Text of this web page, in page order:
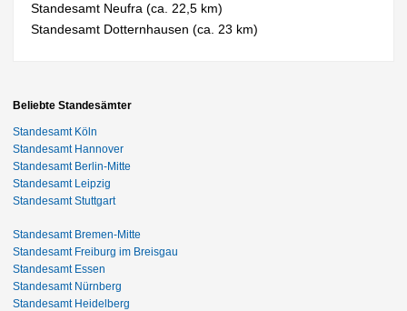
Standesamt Neufra (ca. 22,5 km)
Standesamt Dotternhausen (ca. 23 km)
Beliebte Standesämter
Standesamt Köln
Standesamt Hannover
Standesamt Berlin-Mitte
Standesamt Leipzig
Standesamt Stuttgart
Standesamt Bremen-Mitte
Standesamt Freiburg im Breisgau
Standesamt Essen
Standesamt Nürnberg
Standesamt Heidelberg